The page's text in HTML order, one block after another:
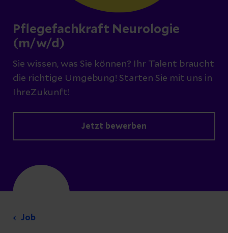
Pflegefachkraft Neurologie
(m/w/d)
Sie wissen, was Sie können? Ihr Talent braucht
die richtige Umgebung! Starten Sie mit uns in
IhreZukunft!
Jetzt bewerben
Job